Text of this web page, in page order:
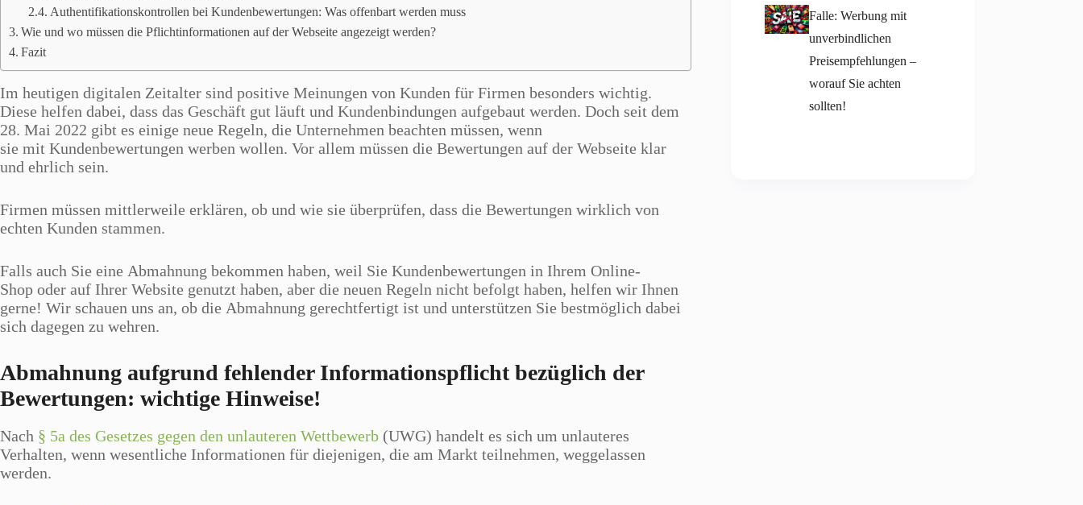
Authentifikationskontrollen bei Kundenbewertungen: Was offenbart werden muss
Wie und wo müssen die Pflichtinformationen auf der Webseite angezeigt werden?
Fazit
Im heutigen digitalen Zeitalter sind positive Meinungen von Kunden für Firmen besonders wichtig.
Diese helfen dabei, dass das Geschäft gut läuft und Kundenbindungen aufgebaut werden. Doch seit dem
28. Mai 2022 gibt es einige neue Regeln, die Unternehmen beachten müssen, wenn
sie mit Kundenbewertungen werben wollen. Vor allem müssen die Bewertungen auf der Webseite klar
und ehrlich sein.
Firmen müssen mittlerweile erklären, ob und wie sie überprüfen, dass die Bewertungen wirklich von
echten Kunden stammen.
Falls auch Sie eine Abmahnung bekommen haben, weil Sie Kundenbewertungen in Ihrem Online-
Shop oder auf Ihrer Website genutzt haben, aber die neuen Regeln nicht befolgt haben, helfen wir Ihnen
gerne! Wir schauen uns an, ob die Abmahnung gerechtfertigt ist und unterstützen Sie bestmöglich dabei
sich dagegen zu wehren.
Abmahnung aufgrund fehlender Informationspflicht bezüglich der
Bewertungen: wichtige Hinweise!
Nach § 5a des Gesetzes gegen den unlauteren Wettbewerb (UWG) handelt es sich um unlauteres
Verhalten, wenn wesentliche Informationen für diejenigen, die am Markt teilnehmen, weggelassen
werden.
Falle: Werbung mit
unverbindlichen
Preisempfehlungen –
worauf Sie achten
sollten!